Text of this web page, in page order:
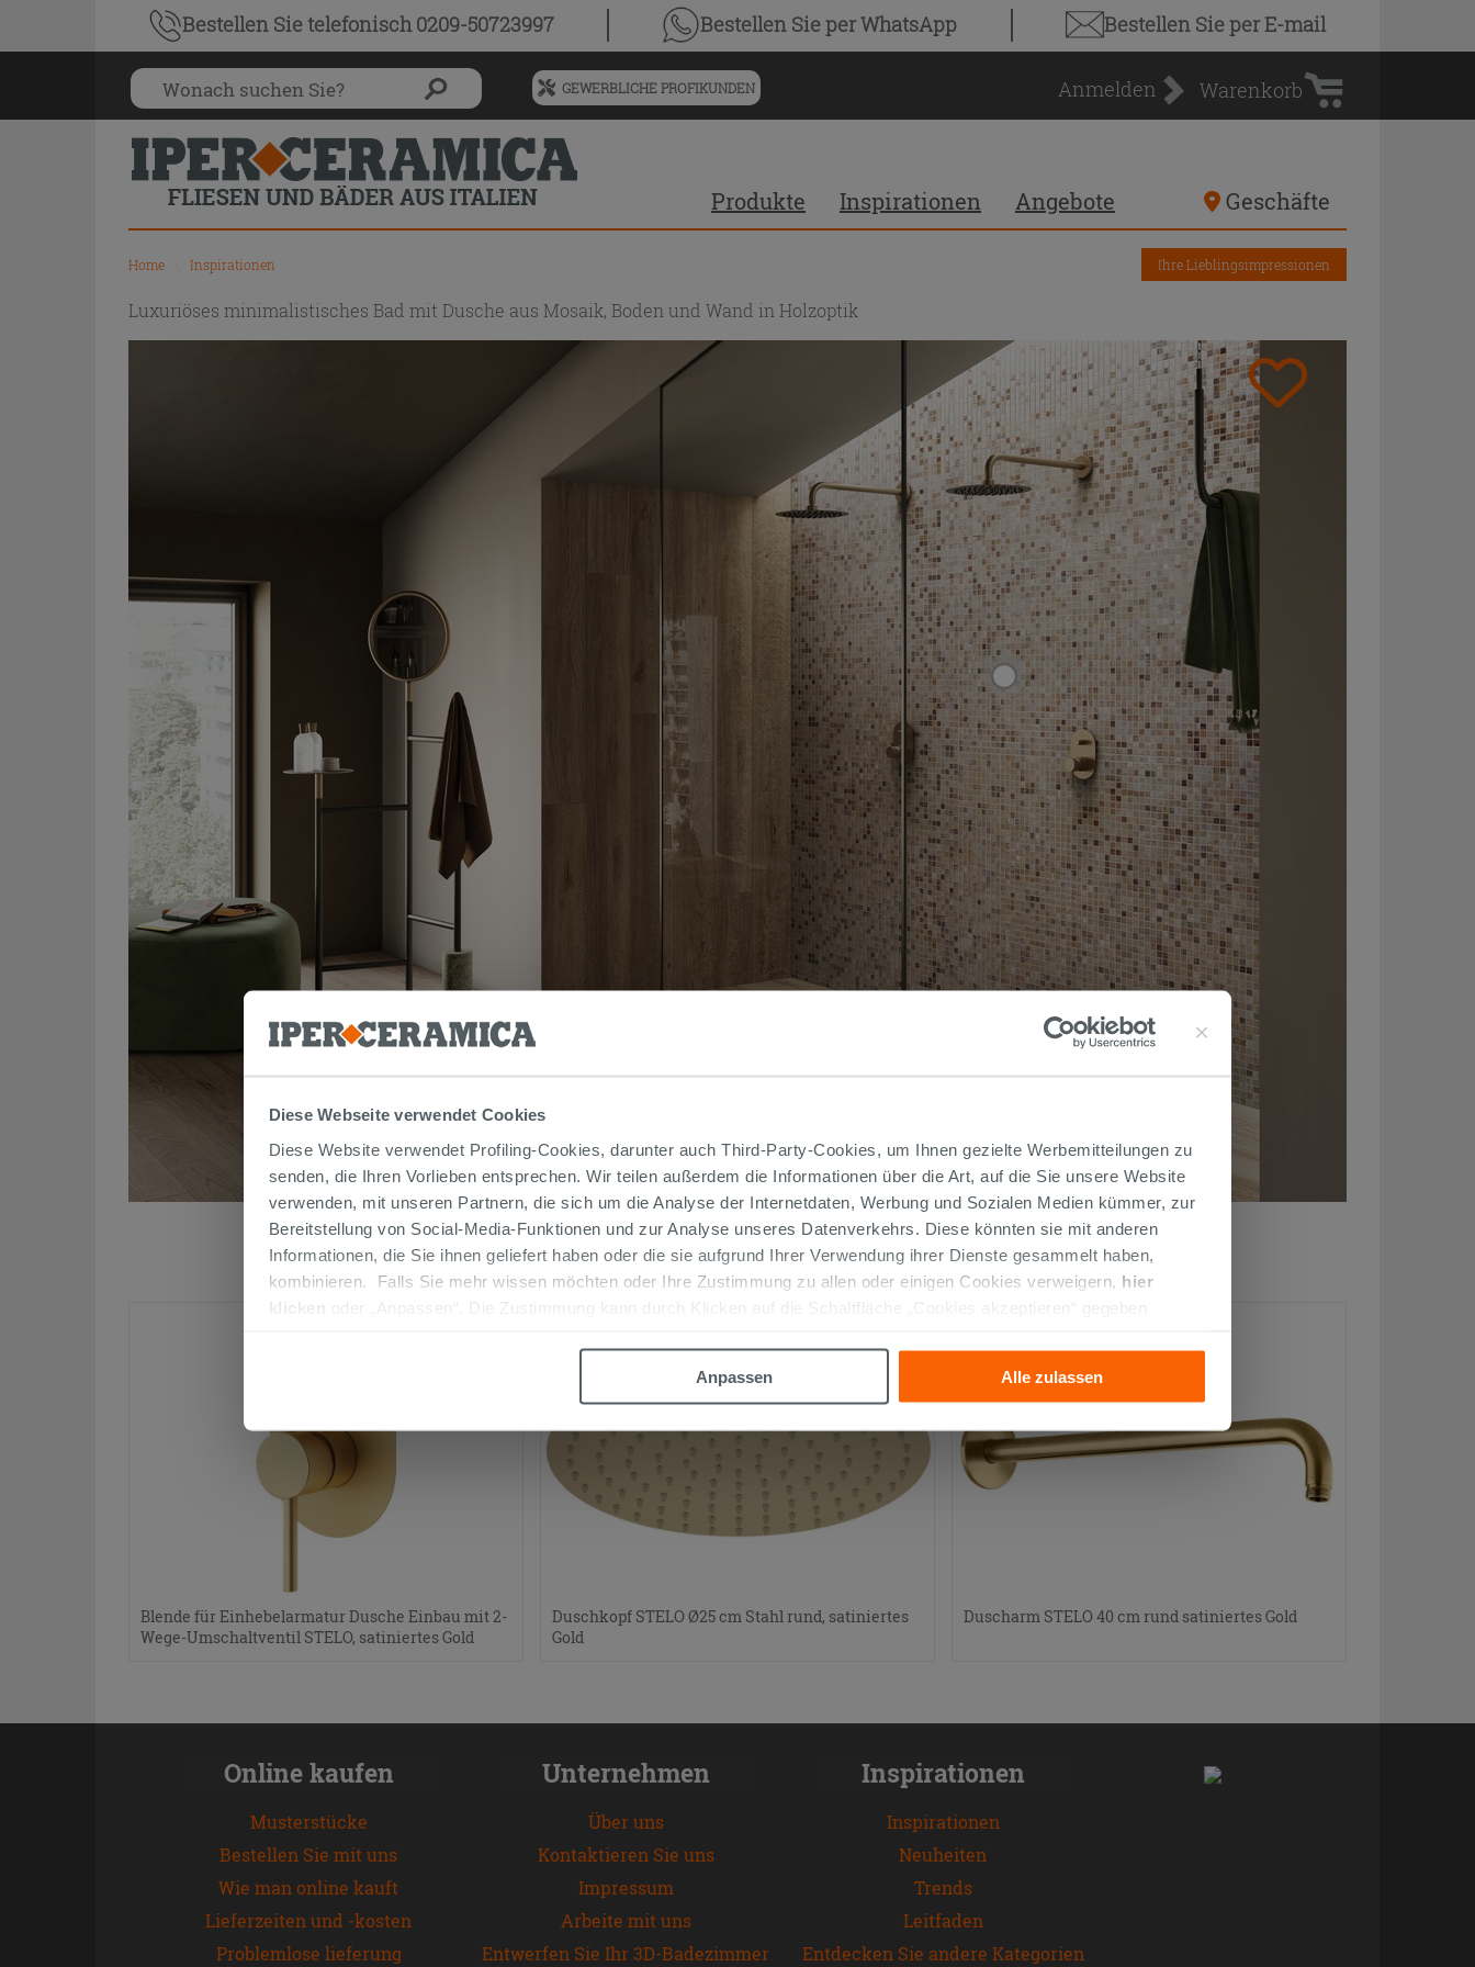
Diese Webseite verwendet Cookies
Diese Website verwendet Profiling-Cookies, darunter auch Third-Party-Cookies, um Ihnen gezielte Werbemitteilungen zu
senden, die Ihren Vorlieben entsprechen. Wir teilen außerdem die Informationen über die Art, auf die Sie unsere Website
verwenden, mit unseren Partnern, die sich um die Analyse der Internetdaten, Werbung und Sozialen Medien kümmer, zur
Bereitstellung von Social-Media-Funktionen und zur Analyse unseres Datenverkehrs. Diese könnten sie mit anderen
Informationen, die Sie ihnen geliefert haben oder die sie aufgrund Ihrer Verwendung ihrer Dienste gesammelt haben,
kombinieren. Falls Sie mehr wissen möchten oder Ihre Zustimmung zu allen oder einigen Cookies verweigern, hier
klicken
oder „Anpassen“. Die Zustimmung kann durch Klicken auf die Schaltfläche „Cookies akzeptieren“ gegeben
Anpassen
Alle zulassen
Bestellen Sietelefonisch 0209-50723997 Bestellen Sieper WhatsApp Bestellen Sieper E-mail
Menü
für
vorgeschlagenen
Siteinhalt
und
Suchprotokoll
GEWERBLICHE PROFIKUNDEN Anmelden
Warenkorb
Warenkorb
Produkte Inspirationen Angebote Geschäfte
Home Inspirationen Ihre Lieblingsimpressionen
Luxuriöses minimalistisches Bad mit Dusche aus Mosaik, Boden und Wand in Holzoptik
Weitere Produkte auf dem Foto
Blende für Einhebelarmatur Dusche Einbau mit 2-
Wege-Umschaltventil STELO, satiniertes Gold
Duschkopf STELO Ø25 cm Stahl rund, satiniertes
Gold
Duscharm STELO 40 cm rund satiniertes Gold
Online kaufen
Musterstücke
Bestellen Sie mit uns
Wie man online kauft
Lieferzeiten und -kosten
Problemlose lieferung
Unternehmen
Über uns
Kontaktieren Sie uns
Impressum
Arbeite mit uns
Entwerfen Sie Ihr 3D-Badezimmer
Inspirationen
Inspirationen
Neuheiten
Trends
Leitfaden
Entdecken Sie andere Kategorien